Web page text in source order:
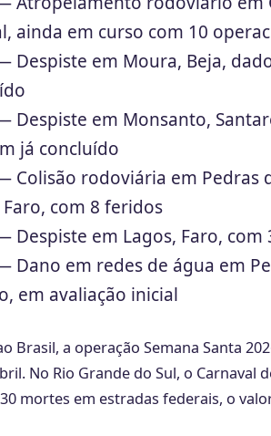
ainda em curso com 10
Despiste em Moura, Beja,
Despiste em Monsanto,
já concluído
Colisão rodoviária em Pedras
Faro, com 8 feridos
Despiste em Lagos, Faro, com
Dano em redes de água em
em avaliação inicial
Brasil, a operação Semana Santa
No Rio Grande do Sul, o Carnaval
mortes em estradas federais, o